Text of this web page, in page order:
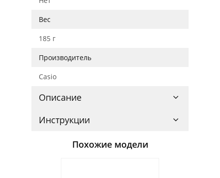
Вес
185 г
Производитель
Casio
Описание
Инструкции
Похожие модели